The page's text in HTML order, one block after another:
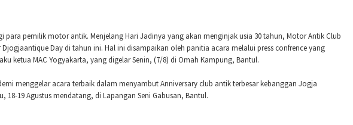
para pemilik motor antik. Menjelang Hari Jadinya yang akan menginjak usia 30 tahun, Motor Antik Club
Day di tahun ini. Hal ini disampaikan oleh panitia acara melalui press confrence yang
ketua MAC Yogyakarta, yang digelar Senin, (7/8) di Omah Kampung, Bantul.
menggelar acara terbaik dalam menyambut Anniversary club antik terbesar kebanggan Jogja
18-19 Agustus mendatang, di Lapangan Seni Gabusan, Bantul.